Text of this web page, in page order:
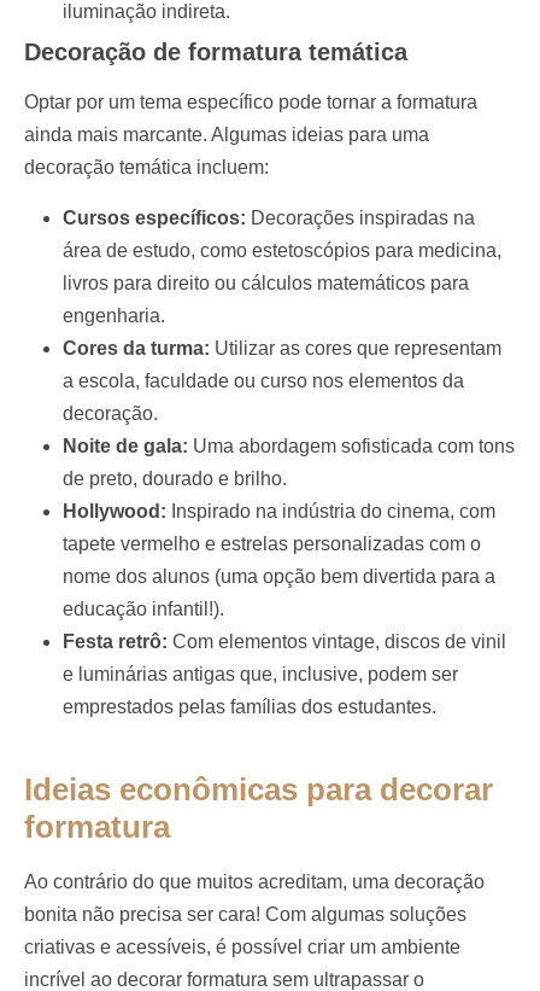
iluminação indireta.
Decoração de formatura temática
Optar por um tema específico pode tornar a formatura
ainda mais marcante. Algumas ideias para uma
decoração temática incluem:
Cursos específicos: Decorações inspiradas na
área de estudo, como estetoscópios para medicina,
livros para direito ou cálculos matemáticos para
engenharia.
Cores da turma: Utilizar as cores que representam
a escola, faculdade ou curso nos elementos da
decoração.
Noite de gala: Uma abordagem sofisticada com tons
de preto, dourado e brilho.
Hollywood: Inspirado na indústria do cinema, com
tapete vermelho e estrelas personalizadas com o
nome dos alunos (uma opção bem divertida para a
educação infantil!).
Festa retrô: Com elementos vintage, discos de vinil
e luminárias antigas que, inclusive, podem ser
emprestados pelas famílias dos estudantes.
Ideias econômicas para decorar
formatura
Ao contrário do que muitos acreditam, uma decoração
bonita não precisa ser cara! Com algumas soluções
criativas e acessíveis, é possível criar um ambiente
incrível ao decorar formatura sem ultrapassar o